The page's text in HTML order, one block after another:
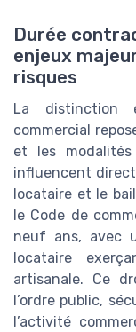
Durée
enjeux
risques
La distinction
commercial
et les
influencent
locataire et le
le Code de
neuf ans, avec
locataire
artisanale. Ce
l’ordre public,
l’activité